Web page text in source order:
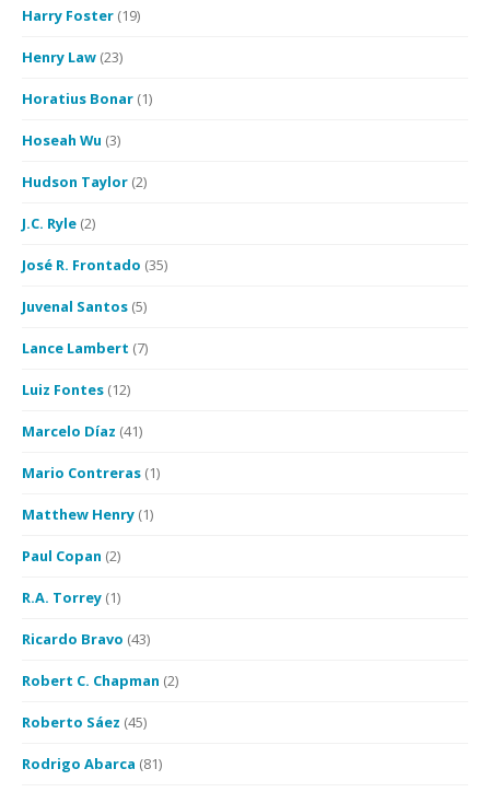
Harry Foster (19)
Henry Law (23)
Horatius Bonar (1)
Hoseah Wu (3)
Hudson Taylor (2)
J.C. Ryle (2)
José R. Frontado (35)
Juvenal Santos (5)
Lance Lambert (7)
Luiz Fontes (12)
Marcelo Díaz (41)
Mario Contreras (1)
Matthew Henry (1)
Paul Copan (2)
R.A. Torrey (1)
Ricardo Bravo (43)
Robert C. Chapman (2)
Roberto Sáez (45)
Rodrigo Abarca (81)